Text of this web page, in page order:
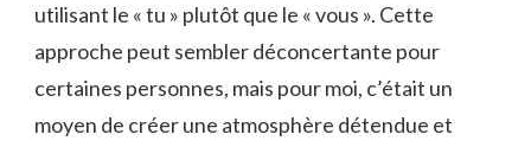
utilisant le « tu » plutôt que le « vous ». Cette
approche peut sembler déconcertante pour
certaines personnes, mais pour moi, c’était un
moyen de créer une atmosphère détendue et